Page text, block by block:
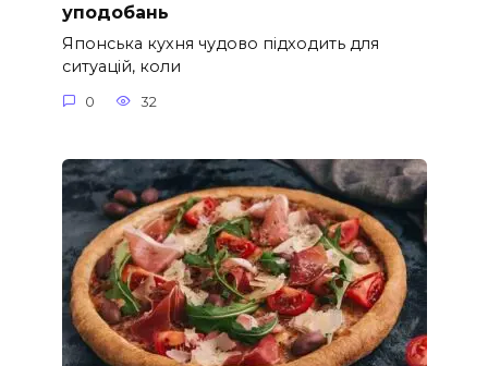
уподобань
Японська кухня чудово підходить для
ситуацій, коли
0 32